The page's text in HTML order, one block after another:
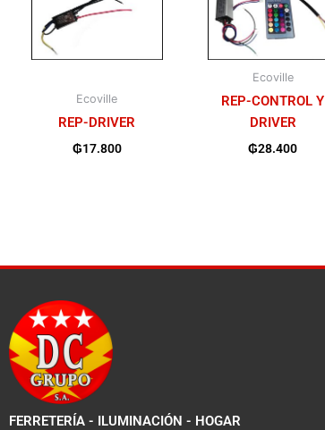
Ecoville
REP-DRIVER
₲17.800
Ecoville
REP-CONTROL Y
DRIVER
₲28.400
FERRETERÍA - ILUMINACIÓN - HOGAR